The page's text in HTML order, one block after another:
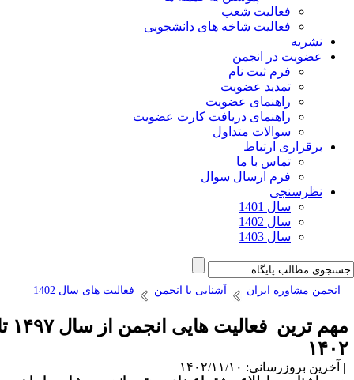
فعالیت شعب
فعالیت شاخه های دانشجویی
نشریه
عضویت در انجمن
فرم ثبت نام
تمدید عضویت
راهنمای عضویت
راهنمای دریافت کارت عضویت
سوالات متداول
برقراری ارتباط
تماس با ما
فرم ارسال سوال
نظرسنجی
سال 1401
سال 1402
سال 1403
انجمن مشاوره ایران آشنایی با انجمن فعالیت های سال 1402
مهم ترین فعالیت هایی انجمن از سال ۱۴۹۷ تا
بروزرسانی: ۱۴۰۲/۱۱/۱۰ |